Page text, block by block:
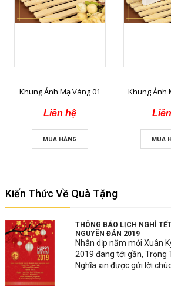
Khung Ảnh Mạ Vàng 01
Liên hệ
MUA HÀNG
Khung Ảnh
MUA
Kiến Thức Về Quà Tặng
THÔNG BÁO LỊCH NGHỈ
NGUYÊN ĐÁN 2019
Nhân dịp năm mới Xuân
2019 đang tới gần, Trọng
Nghĩa xin được gửi lời